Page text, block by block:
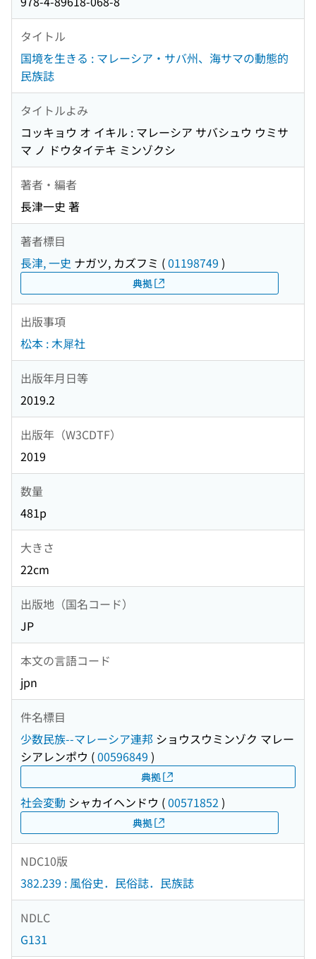
タイトル
国境を生きる : マレーシア・サバ州、海サマの動態的
民族誌
タイトルよみ
コッキョウ オ イキル : マレーシア サバシュウ ウミサ
マ ノ ドウタイテキ ミンゾクシ
著者・編者
長津一史 著
著者標目
長津, 一史 ナガツ, カズフミ (01198749 )
典拠
出版事項
松本 : 木犀社
出版年月日等
2019.2
出版年（W3CDTF）
2019
数量
481p
大きさ
22cm
出版地（国名コード）
JP
本文の言語コード
jpn
件名標目
少数民族--マレーシア連邦 ショウスウミンゾク マレー
シアレンポウ (00596849 )
典拠
社会変動 シャカイヘンドウ (00571852 )
典拠
NDC10版
382.239 : 風俗史．民俗誌．民族誌
NDLC
G131